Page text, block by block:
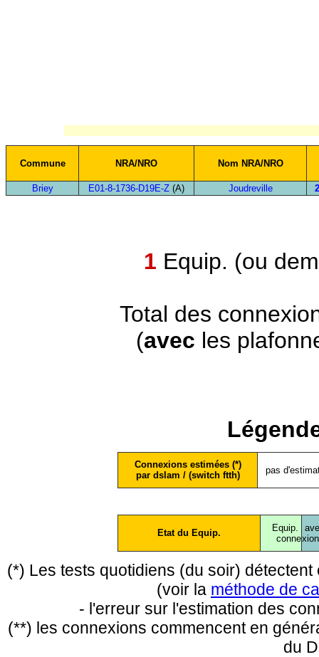
Commune NRA/NRO Nom NRA/NRO
Briey E01-8-1736-D19E-Z (A) Joudreville
1 Equip. (ou
Total des
(avec les
Connexions estimées (*)
par dslam / (switch ftth)
pas
Etat du Equip.
Equip.
conne
(*) Les tests quotidiens (du soir)
(voir la méthode de
- l'erreur sur l'estimation des
(**) les connexions commencent en
du